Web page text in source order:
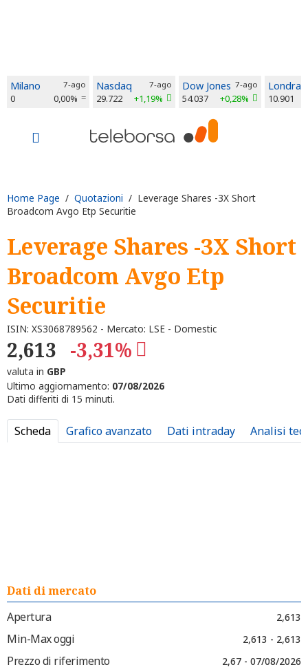
Milano 7-ago
0 0,00%
Nasdaq 7-ago
29.722 +1,19%
Dow Jones 7-ago
54.037 +0,28%
Londra
10.901
Home Page / Quotazioni / Leverage Shares -3X Short
Broadcom Avgo Etp Securitie
Leverage Shares -3X Short
Broadcom Avgo Etp
Securitie
ISIN: XS3068789562 - Mercato: LSE - Domestic
2,613 -3,31%
valuta in GBP
Ultimo aggiornamento: 07/08/2026
Dati differiti di 15 minuti.
Scheda Grafico avanzato Dati intraday Analisi
Dati di mercato
Apertura
2,613
Min-Max oggi 2,613 - 2,613
Prezzo di riferimento 2,67 - 07/08/2026